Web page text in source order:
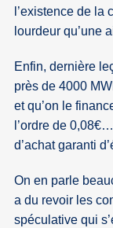
l’existence de
lourdeur qu’une
Enfin, dernière
près de 4000
et qu’on le
l’ordre de
d’achat garanti
On en parle
a du revoir les
spéculative qui